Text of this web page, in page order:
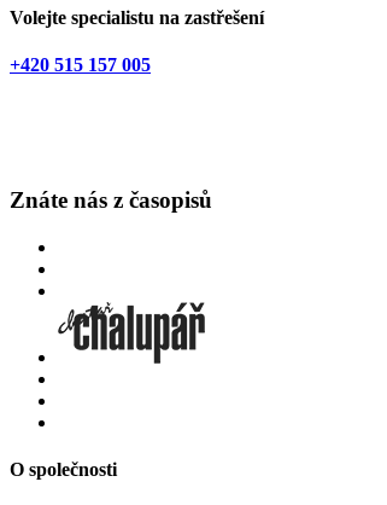
Volejte specialistu na zastřešení
+420 515 157 005
Znáte nás z časopisů
O společnosti